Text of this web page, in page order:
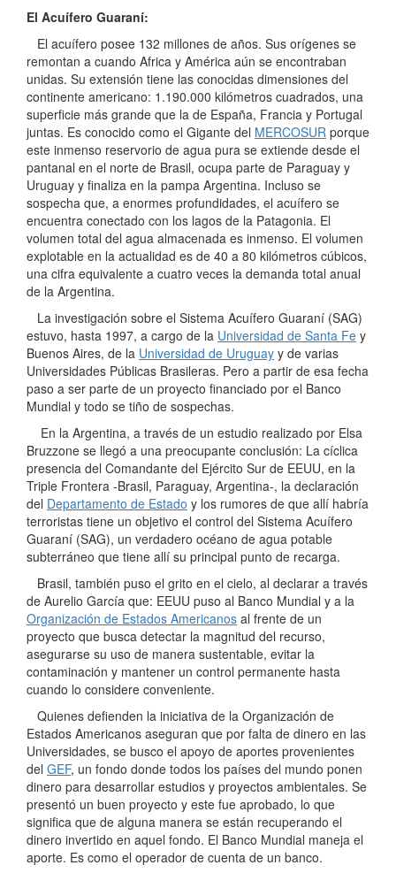
El Acuífero Guaraní:
El acuífero posee 132 millones de años. Sus orígenes se
remontan a cuando Africa y América aún se encontraban
unidas. Su extensión tiene las conocidas dimensiones del
continente americano: 1.190.000 kilómetros cuadrados, una
superficie más grande que la de España, Francia y Portugal
juntas. Es conocido como el Gigante del MERCOSUR porque
este inmenso reservorio de agua pura se extiende desde el
pantanal en el norte de Brasil, ocupa parte de Paraguay y
Uruguay y finaliza en la pampa Argentina. Incluso se
sospecha que, a enormes profundidades, el acuífero se
encuentra conectado con los lagos de la Patagonia. El
volumen total del agua almacenada es inmenso. El volumen
explotable en la actualidad es de 40 a 80 kilómetros cúbicos,
una cifra equivalente a cuatro veces la demanda total anual
de la Argentina.
La investigación sobre el Sistema Acuífero Guaraní (SAG)
estuvo, hasta 1997, a cargo de la Universidad de Santa Fe y
Buenos Aires, de la Universidad de Uruguay y de varias
Universidades Públicas Brasileras. Pero a partir de esa fecha
paso a ser parte de un proyecto financiado por el Banco
Mundial y todo se tiño de sospechas.
En la Argentina, a través de un estudio realizado por Elsa
Bruzzone se llegó a una preocupante conclusión: La cíclica
presencia del Comandante del Ejército Sur de EEUU, en la
Triple Frontera -Brasil, Paraguay, Argentina-, la declaración
del Departamento de Estado y los rumores de que allí habría
terroristas tiene un objetivo el control del Sistema Acuífero
Guaraní (SAG), un verdadero océano de agua potable
subterráneo que tiene allí su principal punto de recarga.
Brasil, también puso el grito en el cielo, al declarar a través
de Aurelio García que: EEUU puso al Banco Mundial y a la
Organización de Estados Americanos al frente de un
proyecto que busca detectar la magnitud del recurso,
asegurarse su uso de manera sustentable, evitar la
contaminación y mantener un control permanente hasta
cuando lo considere conveniente.
Quienes defienden la iniciativa de la Organización de
Estados Americanos aseguran que por falta de dinero en las
Universidades, se busco el apoyo de aportes provenientes
del GEF, un fondo donde todos los países del mundo ponen
dinero para desarrollar estudios y proyectos ambientales. Se
presentó un buen proyecto y este fue aprobado, lo que
significa que de alguna manera se están recuperando el
dinero invertido en aquel fondo. El Banco Mundial maneja el
aporte. Es como el operador de cuenta de un banco.